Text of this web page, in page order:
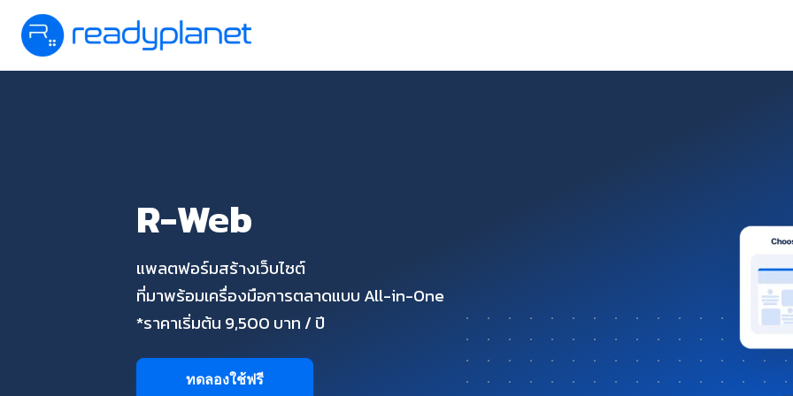
R-Web
แพลตฟอร์มสร้างเว็บไซต์
ที่มาพร้อมเครื่องมือการตลาดแบบ All-in-One
*ราคาเริ่มต้น 9,500 บาท / ปี
ทดลองใช้ฟรี